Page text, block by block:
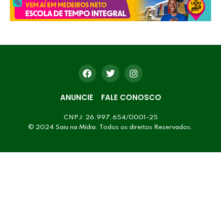
ANUNCIE FALE CONOSCO
CNPJ: 26.997.654/0001-25
© 2024 Saiu na Mídia. Todos os direitos Reservados.